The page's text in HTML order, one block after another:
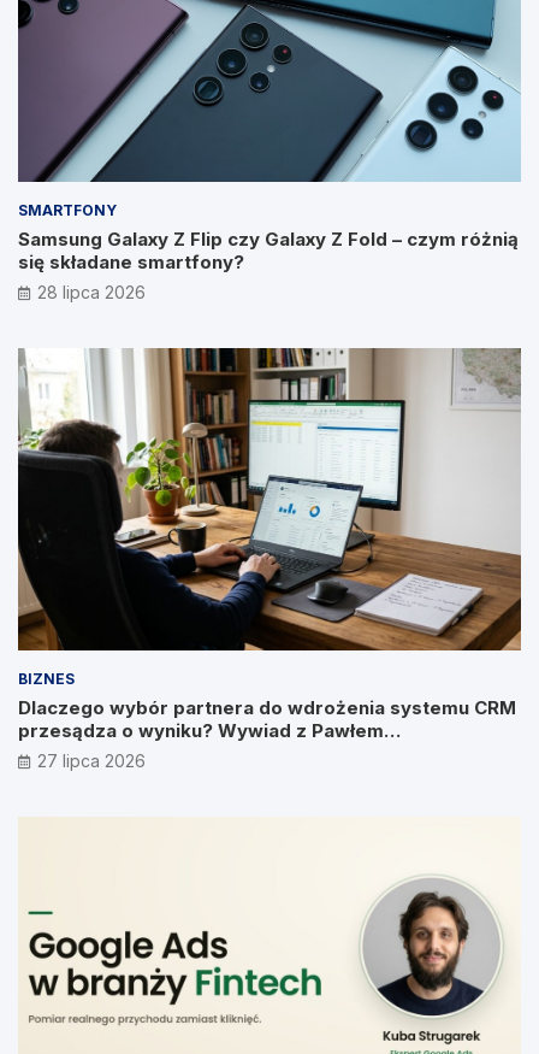
SMARTFONY
Samsung Galaxy Z Flip czy Galaxy Z Fold – czym różnią
się składane smartfony?
28 lipca 2026
BIZNES
Dlaczego wybór partnera do wdrożenia systemu CRM
przesądza o wyniku? Wywiad z Pawłem
Prymakowskim, CEO IT Vision
27 lipca 2026